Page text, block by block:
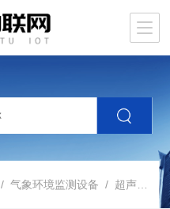
/气象环境监测设备 / 超声波监测站